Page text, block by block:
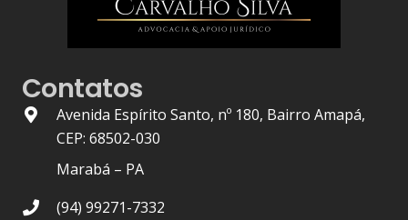
Contatos
Avenida Espírito Santo, nº 180, Bairro Amapá,
CEP: 68502-030
Marabá – PA
(94) 99271-7332